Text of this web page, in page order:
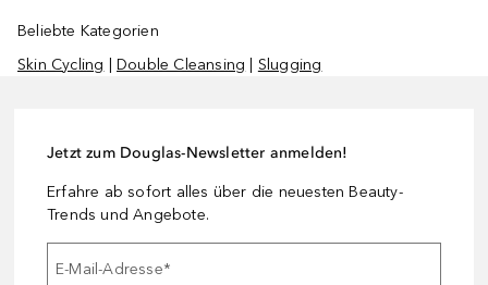
Beliebte Kategorien
Skin Cycling |Double Cleansing Slugging
Jetzt zum Douglas-Newsletter anmelden!
Erfahre ab sofort alles über die neuesten Beauty-
Trends und Angebote.
E-Mail-Adresse*